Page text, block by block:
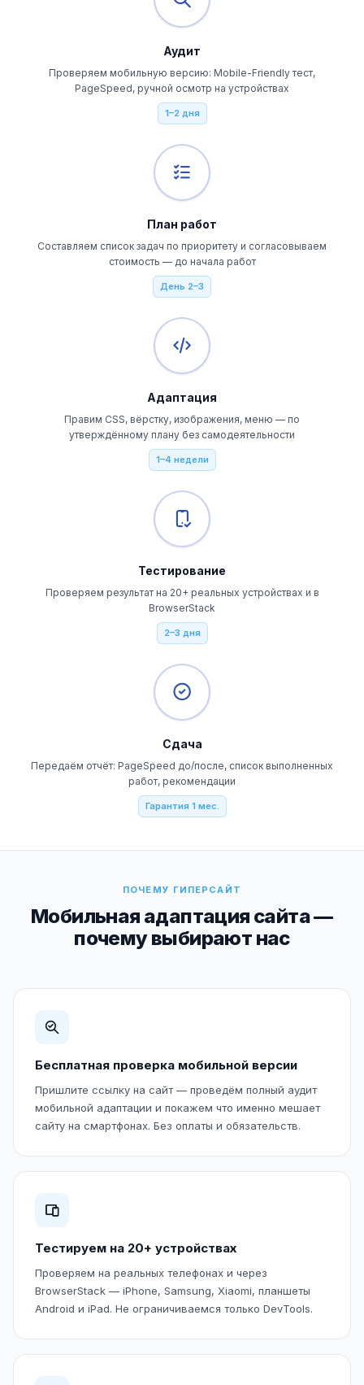
Аудит
Проверяем мобильную версию: Mobile-Friendly тест,
PageSpeed, ручной осмотр на устройствах
1–2 дня
План работ
Составляем список задач по приоритету и согласовываем
стоимость — до начала работ
День 2–3
Адаптация
Правим CSS, вёрстку, изображения, меню — по
утверждённому плану без самодеятельности
1–4 недели
Тестирование
Проверяем результат на 20+ реальных устройствах и в
BrowserStack
2–3 дня
Сдача
Передаём отчёт: PageSpeed до/после, список выполненных
работ, рекомендации
Гарантия 1 мес.
ПОЧЕМУ ГИПЕРСАЙТ
Мобильная адаптация сайта —
почему выбирают нас
Бесплатная проверка мобильной версии
Пришлите ссылку на сайт — проведём полный аудит
мобильной адаптации и покажем что именно мешает
сайту на смартфонах. Без оплаты и обязательств.
Тестируем на 20+ устройствах
Проверяем на реальных телефонах и через
BrowserStack — iPhone, Samsung, Xiaomi, планшеты
Android и iPad. Не ограничиваемся только DevTools.